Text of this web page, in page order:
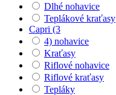
Dlhé nohavice
Teplákové kraťasy
Capri (3
4) nohavice
Kraťasy
Riflové nohavice
Riflové kraťasy
Tepláky